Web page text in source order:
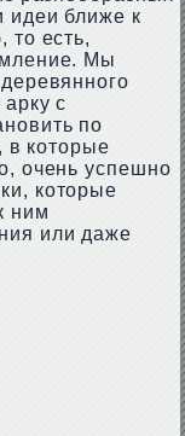
идеи ближе к
то есть,
Мы
с
по
в которые
очень успешно
которые
ним
или даже